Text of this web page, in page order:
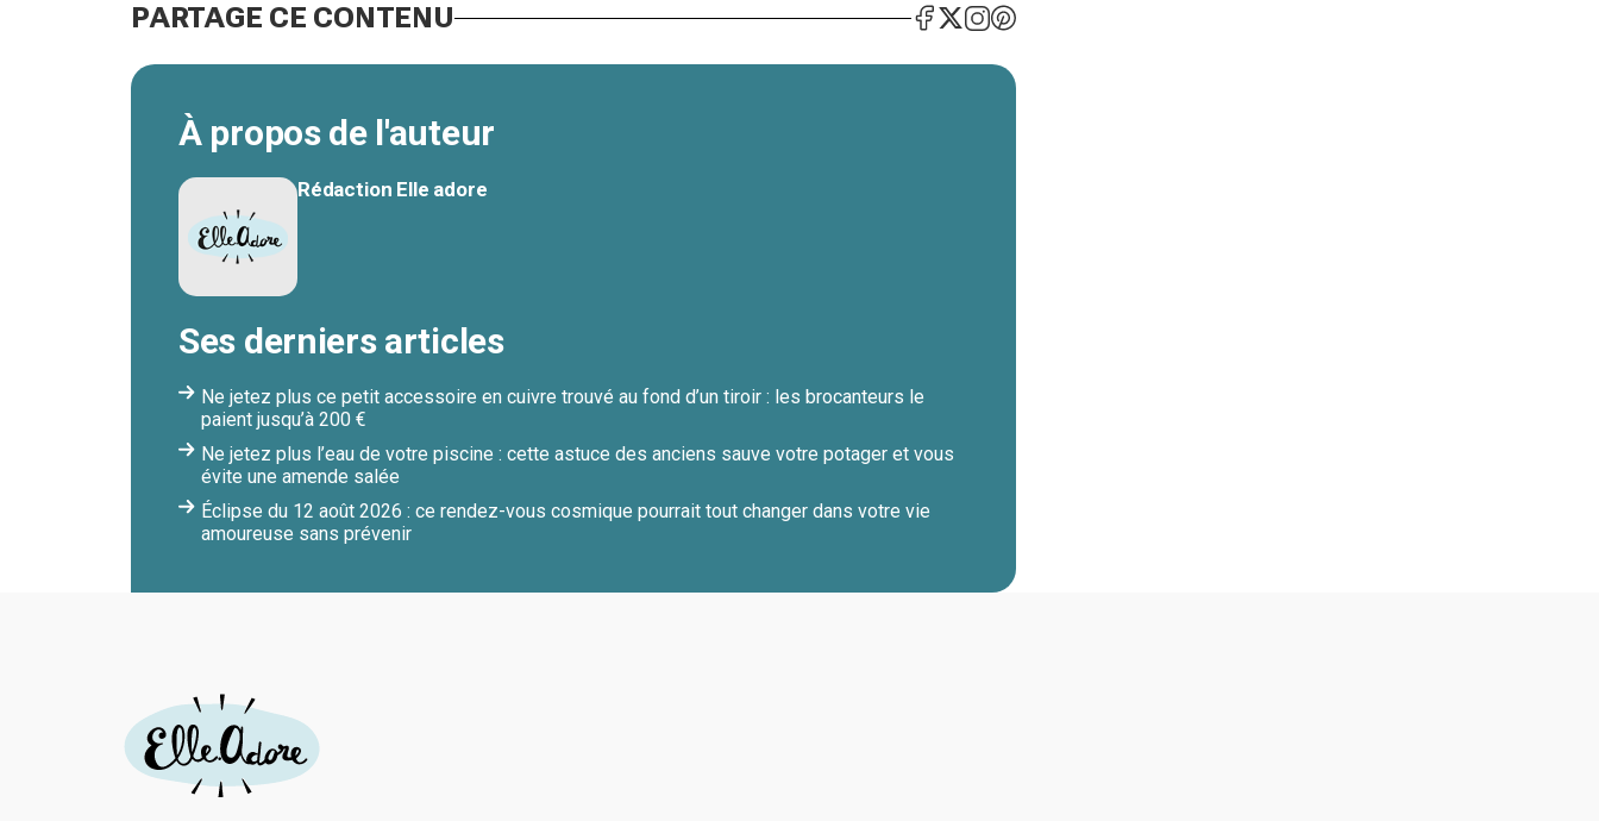
PARTAGE CE CONTENU
À propos de l'auteur
Rédaction Elle adore
Ses derniers articles
Ne jetez plus ce petit accessoire en cuivre trouvé au fond d’un tiroir : les brocanteurs le
paient jusqu’à 200 €
Ne jetez plus l’eau de votre piscine : cette astuce des anciens sauve votre potager et vous
évite une amende salée
Éclipse du 12 août 2026 : ce rendez-vous cosmique pourrait tout changer dans votre vie
amoureuse sans prévenir